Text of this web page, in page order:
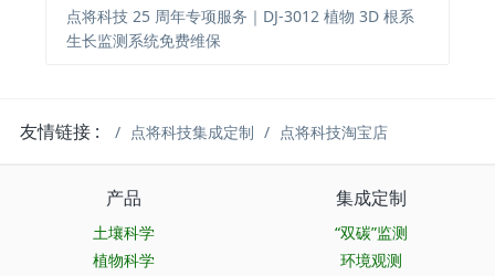
点将科技 25 周年专项服务｜DJ-3012 植物 3D 根系
生长监测系统免费维保
友情链接 : 点将科技集成定制 点将科技淘宝店
产品
土壤科学
植物科学
集成定制
“双碳”监测
环境观测